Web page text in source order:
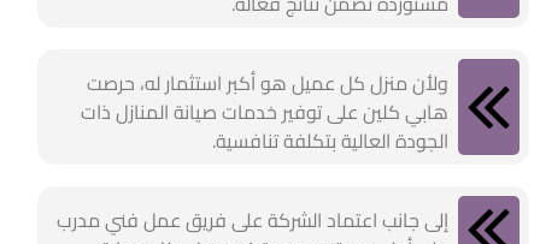
ولأن منزل كل عميل هو أكبر استثمار له، حرصت
هابي كلين على توفير خدمات صيانة المنازل ذات
الجودة العالية بتكلفة تنافسية.
إلى جانب اعتماد الشركة على فريق عمل فني مدرب